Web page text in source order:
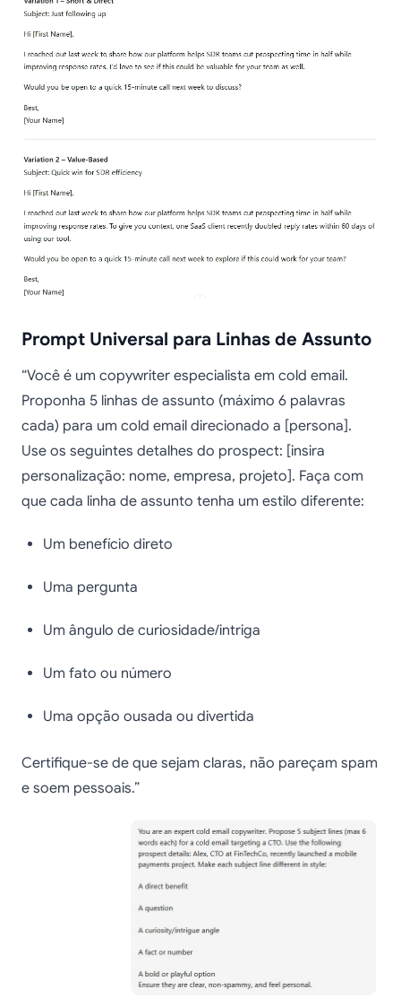
Prompt Universal para Linhas de Assunto
“Você é um copywriter especialista em cold email.
Proponha 5 linhas de assunto (máximo 6 palavras
cada) para um cold email direcionado a [persona].
Use os seguintes detalhes do prospect: [insira
personalização: nome, empresa, projeto]. Faça com
que cada linha de assunto tenha um estilo diferente:
Um benefício direto
Uma pergunta
Um ângulo de curiosidade/intriga
Um fato ou número
Uma opção ousada ou divertida
Certifique-se de que sejam claras, não pareçam spam
e soem pessoais.”